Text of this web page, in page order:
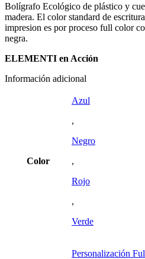
Bolígrafo Ecológico de plástico y
madera. El color standard de
impresion es por proceso full color
negra.
ELEMENTI en Acción
Información adicional
Color
Azul
,
Negro
,
Rojo
,
Verde
Personalización